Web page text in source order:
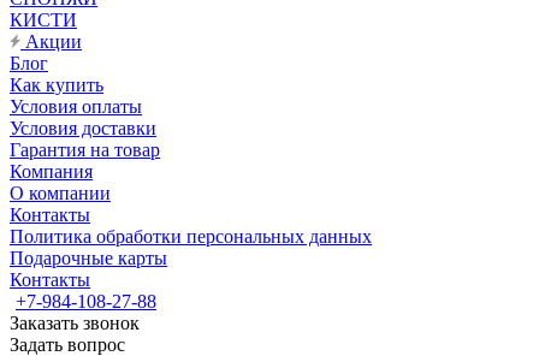
КИСТИ
Акции
Блог
Как купить
Условия оплаты
Условия доставки
Гарантия на товар
Компания
О компании
Контакты
Политика обработки персональных данных
Подарочные карты
Контакты
+7-984-108-27-88
Заказать звонок
Задать вопрос